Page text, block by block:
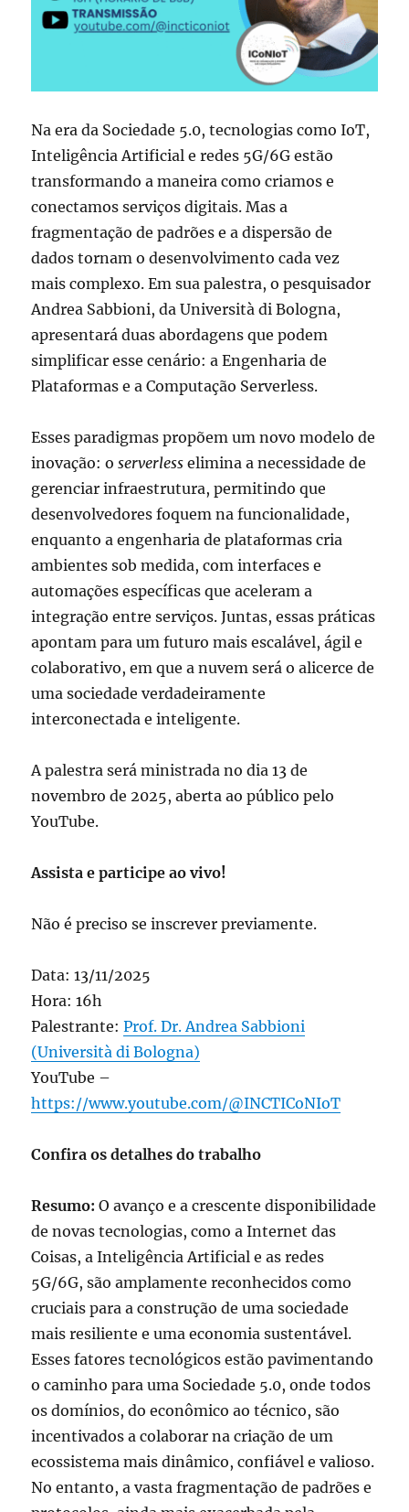
Na era da Sociedade 5.0, tecnologias como IoT,
Inteligência Artificial e redes 5G/6G estão
transformando a maneira como criamos e
conectamos serviços digitais. Mas a
fragmentação de padrões e a dispersão de
dados tornam o desenvolvimento cada vez
mais complexo. Em sua palestra, o pesquisador
Andrea Sabbioni, da Università di Bologna,
apresentará duas abordagens que podem
simplificar esse cenário: a Engenharia de
Plataformas e a Computação Serverless.
Esses paradigmas propõem um novo modelo de
inovação: oserverless elimina a necessidade de
gerenciar infraestrutura, permitindo que
desenvolvedores foquem na funcionalidade,
enquanto a engenharia de plataformas cria
ambientes sob medida, com interfaces e
automações específicas que aceleram a
integração entre serviços. Juntas, essas práticas
apontam para um futuro mais escalável, ágil e
colaborativo, em que a nuvem será o alicerce de
uma sociedade verdadeiramente
interconectada e inteligente.
A palestra será ministrada no dia 13 de
novembro de 2025, aberta ao público pelo
YouTube.
Assista e participe ao vivo!
Não é preciso se inscrever previamente.
Data: 13/11/2025
Hora: 16h
Palestrante:Prof. Dr. Andrea Sabbioni
(Università di Bologna)
YouTube –
https://www.youtube.com/@INCTICoNIoT
Confira os detalhes do trabalho
Resumo: O avanço e a crescente disponibilidade
de novas tecnologias, como a Internet das
Coisas, a Inteligência Artificial e as redes
5G/6G, são amplamente reconhecidos como
cruciais para a construção de uma sociedade
mais resiliente e uma economia sustentável.
Esses fatores tecnológicos estão pavimentando
o caminho para uma Sociedade 5.0, onde todos
os domínios, do econômico ao técnico, são
incentivados a colaborar na criação de um
ecossistema mais dinâmico, confiável e valioso.
No entanto, a vasta fragmentação de padrões e